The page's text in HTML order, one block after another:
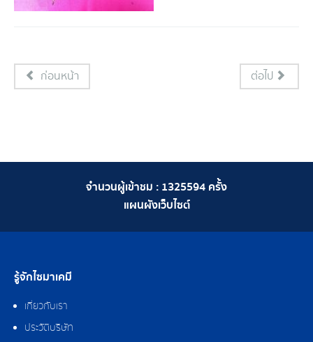
ก่อนหน้า ต่อไป
จำนวนผู้เข้าชม : 1325594 ครั้ง
แผนผังเว็บไซต์
รู้จักไซมาเคมี
เกี่ยวกับเรา
ประวัติบริษัท